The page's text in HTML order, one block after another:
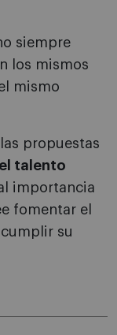
siempre
los mismos
mismo
propuestas
talento
importancia
fomentar el
su